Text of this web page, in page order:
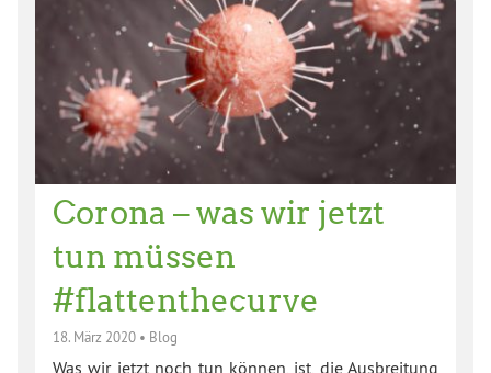
Corona – was wir jetzt
tun müssen
#flattenthecurve
18. März 2020 • Blog
Was wir jetzt noch tun können, ist, die Ausbreitung